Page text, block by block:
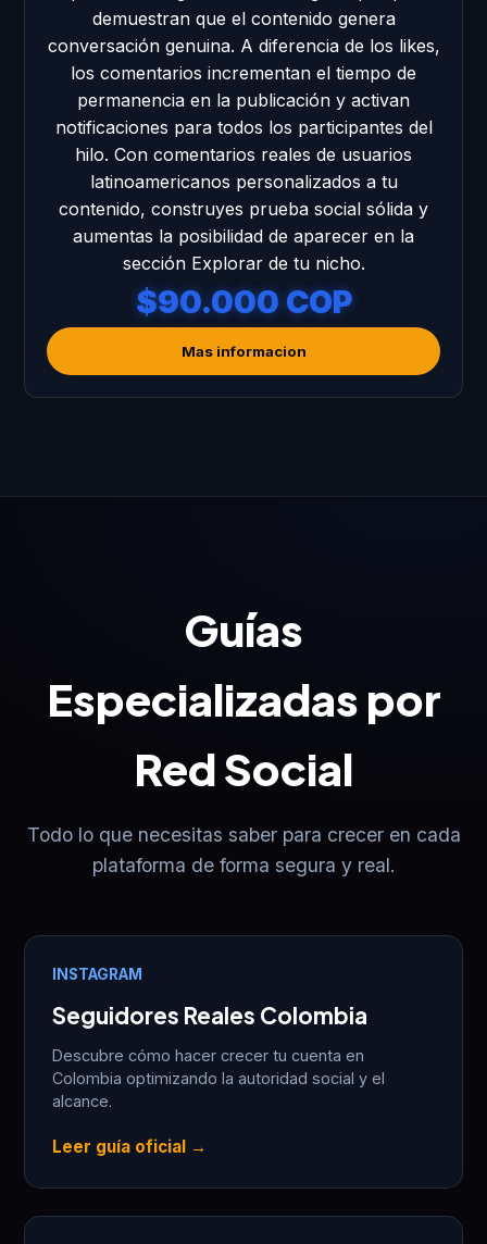
demuestran que el contenido genera
conversación genuina. A diferencia de los likes,
los comentarios incrementan el tiempo de
permanencia en la publicación y activan
notificaciones para todos los participantes del
hilo. Con comentarios reales de usuarios
latinoamericanos personalizados a tu
contenido, construyes prueba social sólida y
aumentas la posibilidad de aparecer en la
sección Explorar de tu nicho.
$90.000 COP
Mas informacion
Guías
Especializadas por
Red Social
Todo lo que necesitas saber para crecer en cada
plataforma de forma segura y real.
INSTAGRAM
Seguidores Reales Colombia
Descubre cómo hacer crecer tu cuenta en
Colombia optimizando la autoridad social y el
alcance.
Leer guía oficial →